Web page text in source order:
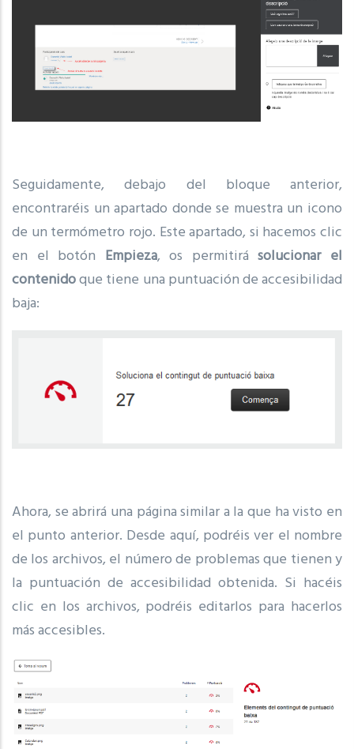
Seguidamente, debajo del bloque anterior,
encontraréis un apartado donde se muestra un icono
de un termómetro rojo. Este apartado, si hacemos clic
en el botón Empieza, os permitirásolucionar el
contenidoque tiene una puntuación de accesibilidad
baja:
Ahora, se abrirá una página similar a la que ha visto en
el punto anterior. Desde aquí, podréis ver el nombre
de los archivos, el número de problemas que tienen y
la puntuación de accesibilidad obtenida. Si hacéis
clic en los archivos, podréis editarlos para hacerlos
más accesibles.